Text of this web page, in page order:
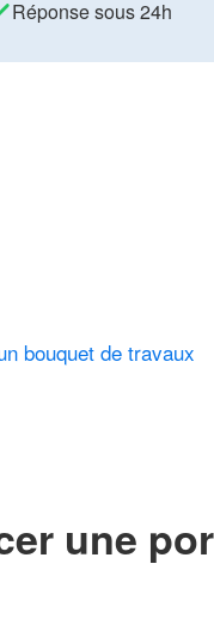
Réponse sous 24h
bouquet de travaux
une